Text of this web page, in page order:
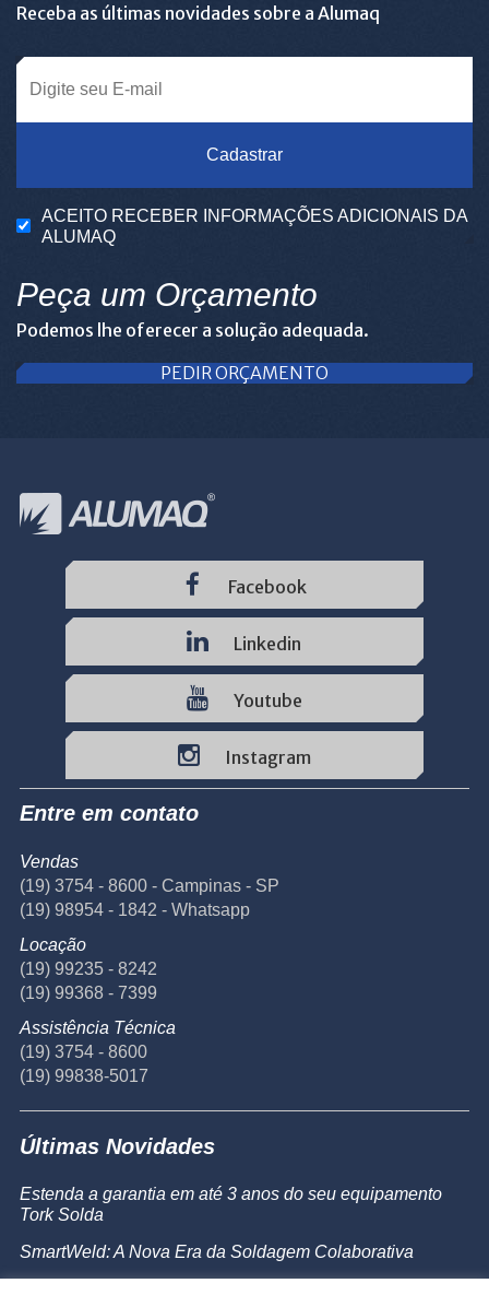
Receba as últimas novidades sobre a Alumaq
Cadastrar
ACEITO RECEBER INFORMAÇÕES ADICIONAIS DA
ALUMAQ
Peça um Orçamento
Podemos lhe oferecer a solução adequada.
PEDIR ORÇAMENTO
Facebook
Linkedin
Youtube
Instagram
Entre em contato
Vendas
(19) 3754 - 8600 - Campinas - SP
(19) 98954 - 1842 - Whatsapp
Locação
(19) 99235 - 8242
(19) 99368 - 7399
Assistência Técnica
(19) 3754 - 8600
(19) 99838-5017
Últimas Novidades
Estenda a garantia em até 3 anos do seu equipamento
Tork Solda
SmartWeld: A Nova Era da Soldagem Colaborativa